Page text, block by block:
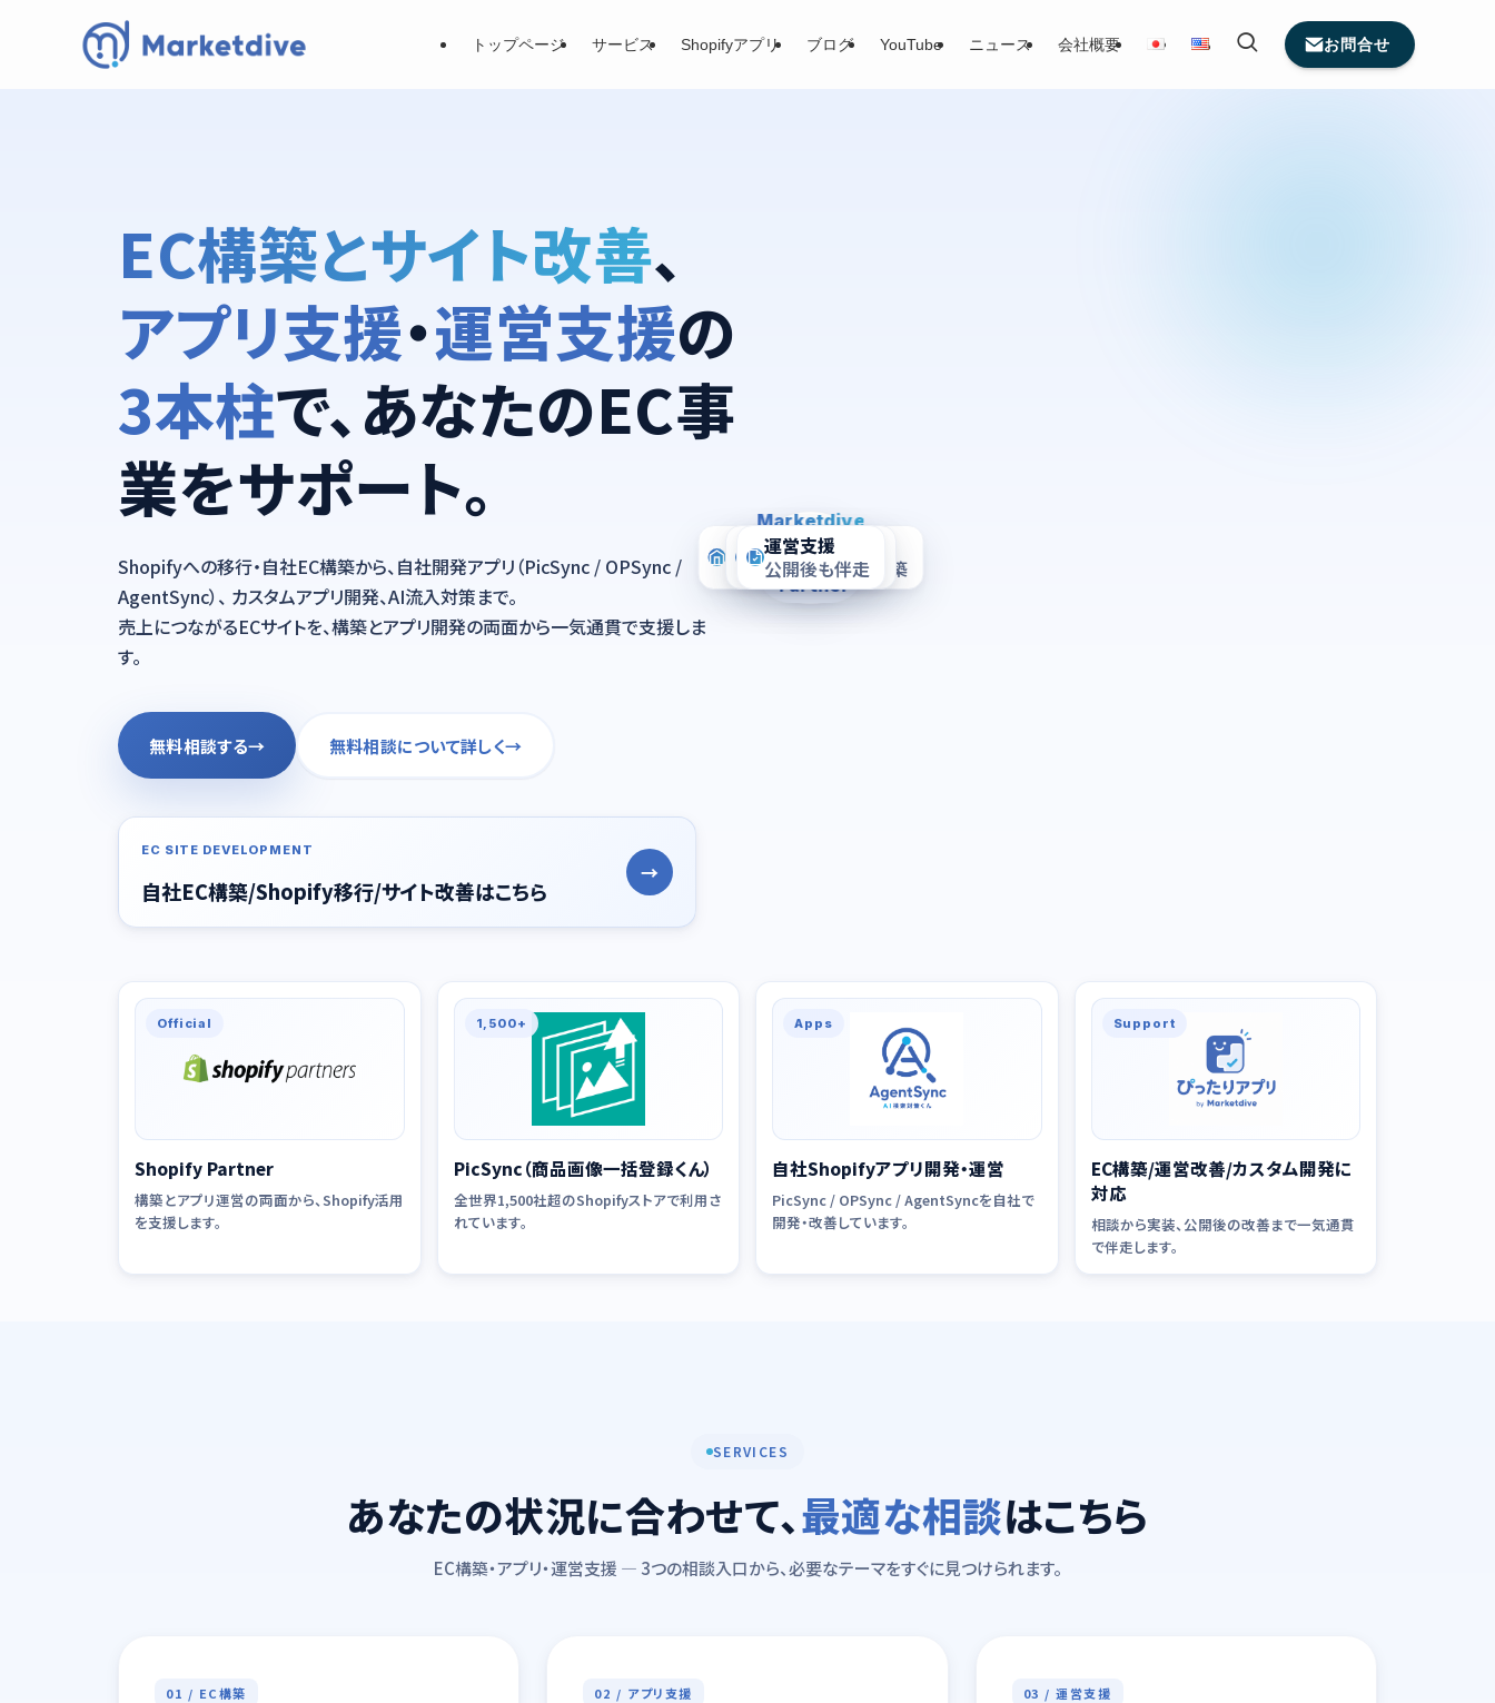
トップページ サービス Shopifyアプリ ブログ YouTube ニュース 会社概要 お問合せ
EC構築とサイト改善、
アプリ支援・運営支援の
3本柱で、あなたのEC事
業をサポート。
Shopifyへの移行・自社EC構築から、自社開発アプリ（PicSync / OPSync /
AgentSync）、 カスタムアプリ開発、AI流入対策まで。
売上につながるECサイトを、構築とアプリ開発の両面から一気通貫で支援しま
す。
無料相談する→ 無料相談について詳しく→
EC SITE DEVELOPMENT
自社EC構築/Shopify移行/サイト改善はこちら
→
Marketdive
Shopify
Partner
EC構築
Shopify移行・新規構築
アプリ支援
1,500社+が導入
運営支援
公開後も伴走
Official
Shopify Partner
構築とアプリ運営の両面から、Shopify活用
を支援します。
1,500+
PicSync（商品画像一括登録くん）
全世界1,500社超のShopifyストアで利用さ
れています。
Apps
自社Shopifyアプリ開発・運営
PicSync / OPSync / AgentSyncを自社で
開発・改善しています。
Support
EC構築/運営改善/カスタム開発に
対応
相談から実装、公開後の改善まで一気通貫
で伴走します。
SERVICES
あなたの状況に合わせて、最適な相談はこちら
EC構築・アプリ・運営支援 — 3つの相談入口から、必要なテーマをすぐに見つけられます。
01 / EC構築 02 / アプリ支援 03 / 運営支援